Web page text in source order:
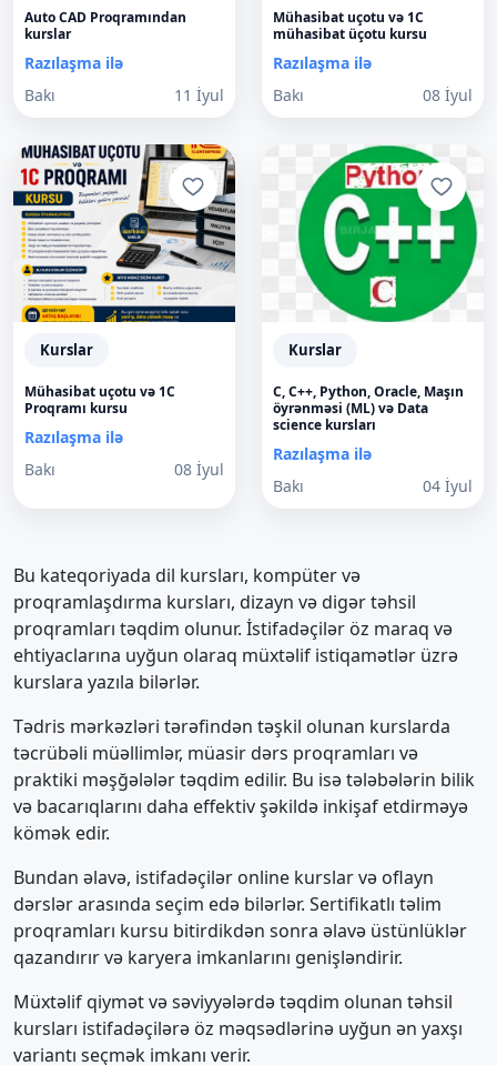
Auto CAD Proqramından
kurslar
Razılaşma ilə
Bakı
11 İyul
Mühasibat uçotu və 1C
mühasibat üçotu kursu
Razılaşma ilə
Bakı
08 İyul
Kurslar
Mühasibat uçotu və 1C
Proqramı kursu
Razılaşma ilə
Bakı
08 İyul
Kurslar
C, C++, Python, Oracle, Maşın
öyrənməsi (ML) və Data
science kursları
Razılaşma ilə
Bakı
04 İyul
Bu kateqoriyada dil kursları, kompüter və
proqramlaşdırma kursları, dizayn və digər təhsil
proqramları təqdim olunur. İstifadəçilər öz maraq və
ehtiyaclarına uyğun olaraq müxtəlif istiqamətlər üzrə
kurslara yazıla bilərlər.
Tədris mərkəzləri tərəfindən təşkil olunan kurslarda
təcrübəli müəllimlər, müasir dərs proqramları və
praktiki məşğələlər təqdim edilir. Bu isə tələbələrin bilik
və bacarıqlarını daha effektiv şəkildə inkişaf etdirməyə
kömək edir.
Bundan əlavə, istifadəçilər online kurslar və oflayn
dərslər arasında seçim edə bilərlər. Sertifikatlı təlim
proqramları kursu bitirdikdən sonra əlavə üstünlüklər
qazandırır və karyera imkanlarını genişləndirir.
Müxtəlif qiymət və səviyyələrdə təqdim olunan təhsil
kursları istifadəçilərə öz məqsədlərinə uyğun ən yaxşı
variantı seçmək imkanı verir.